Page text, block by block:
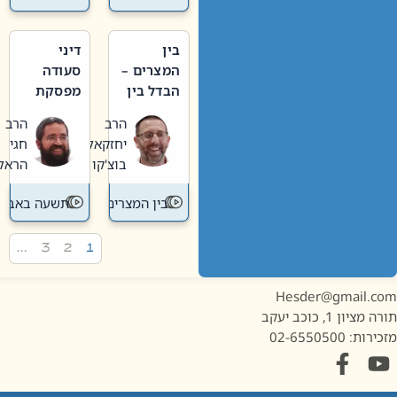
בין
המצרים –
הבדל בין
חדשה
לישנה
הרב
יחזקאל
בוצ'קו
בין המצרים
דיני
סעודה
מפסקת
תשעה
באב
הרב
חגי
הראל
תשעה באב
1, כוכב יעקב
02-6550500